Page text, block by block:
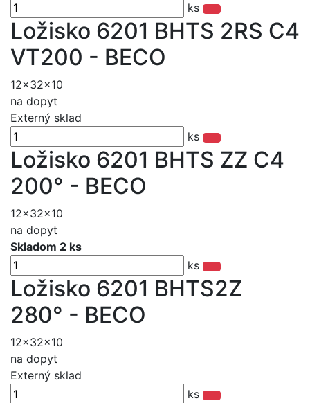
ks
Ložisko 6201 BHTS 2RS C4
VT200 - BECO
12x32x10
na dopyt
Externý sklad
ks
Ložisko 6201 BHTS ZZ C4
200° - BECO
12x32x10
na dopyt
Skladom 2 ks
ks
Ložisko 6201 BHTS2Z
280° - BECO
12x32x10
na dopyt
Externý sklad
ks